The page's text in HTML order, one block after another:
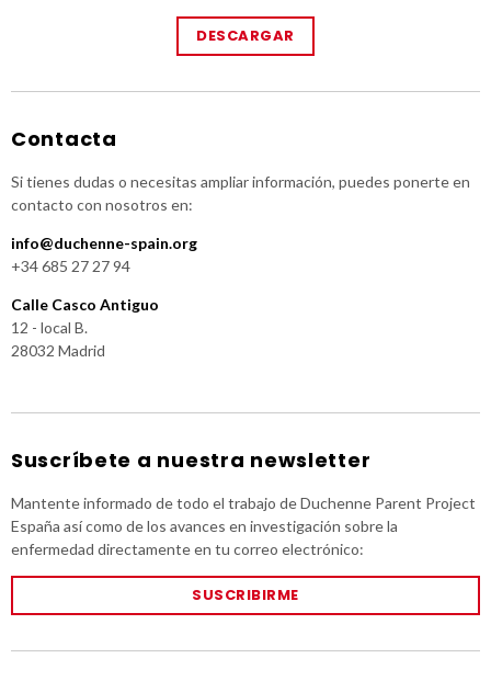
DESCARGAR
Contacta
Si tienes dudas o necesitas ampliar información, puedes ponerte en
contacto con nosotros en:
info@duchenne-spain.org
+34 685 27 27 94
Calle Casco Antiguo
12 - local B.
28032 Madrid
Suscríbete a nuestra newsletter
Mantente informado de todo el trabajo de Duchenne Parent Project
España así como de los avances en investigación sobre la
enfermedad directamente en tu correo electrónico:
SUSCRIBIRME